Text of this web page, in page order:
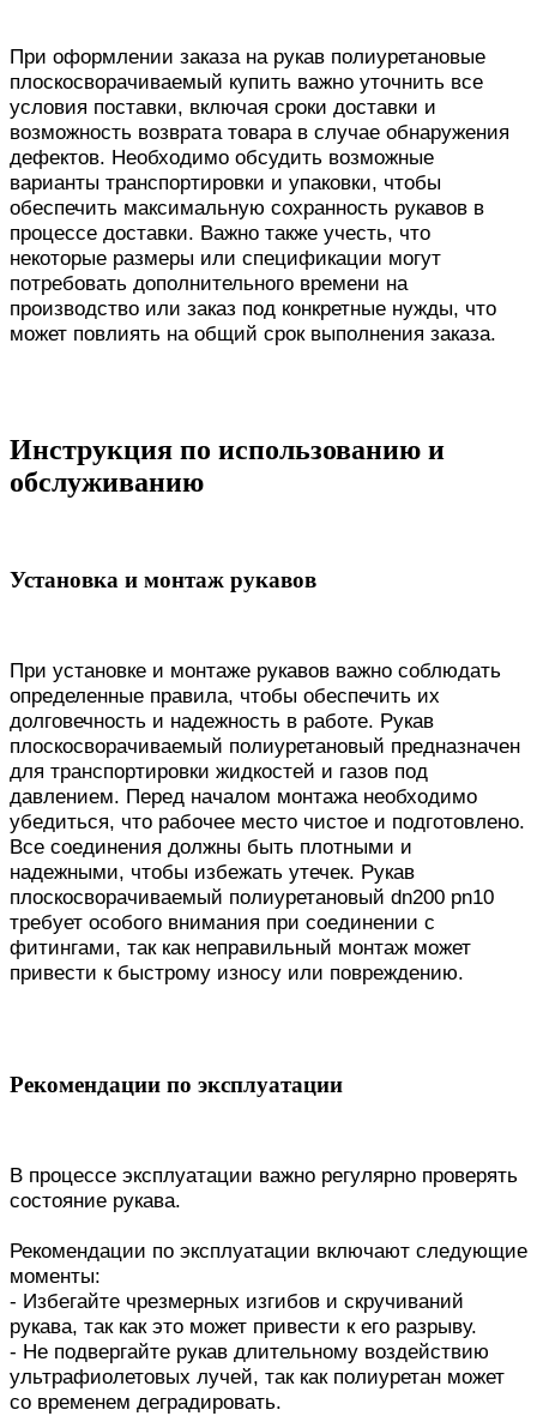
При оформлении заказа на рукав полиуретановые
плоскосворачиваемый купить важно уточнить все
условия поставки, включая сроки доставки и
возможность возврата товара в случае обнаружения
дефектов. Необходимо обсудить возможные
варианты транспортировки и упаковки, чтобы
обеспечить максимальную сохранность рукавов в
процессе доставки. Важно также учесть, что
некоторые размеры или спецификации могут
потребовать дополнительного времени на
производство или заказ под конкретные нужды, что
может повлиять на общий срок выполнения заказа.
Инструкция по использованию и
обслуживанию
Установка и монтаж рукавов
При установке и монтаже рукавов важно соблюдать
определенные правила, чтобы обеспечить их
долговечность и надежность в работе. Рукав
плоскосворачиваемый полиуретановый предназначен
для транспортировки жидкостей и газов под
давлением. Перед началом монтажа необходимо
убедиться, что рабочее место чистое и подготовлено.
Все соединения должны быть плотными и
надежными, чтобы избежать утечек. Рукав
плоскосворачиваемый полиуретановый dn200 pn10
требует особого внимания при соединении с
фитингами, так как неправильный монтаж может
привести к быстрому износу или повреждению.
Рекомендации по эксплуатации
В процессе эксплуатации важно регулярно проверять
состояние рукава.
Рекомендации по эксплуатации включают следующие
моменты:
- Избегайте чрезмерных изгибов и скручиваний
рукава, так как это может привести к его разрыву.
- Не подвергайте рукав длительному воздействию
ультрафиолетовых лучей, так как полиуретан может
со временем деградировать.